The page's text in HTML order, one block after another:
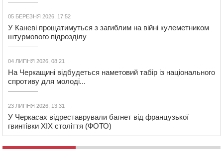
05 БЕРЕЗНЯ 2026, 17:52
У Каневі прощатимуться з загиблим на війні кулеметником
штурмового підрозділу
04 ЛИПНЯ 2026, 08:21
На Черкащині відбудеться наметовий табір із національного
спротиву для молоді...
23 ЛИПНЯ 2026, 13:31
У Черкасах відреставрували багнет від французької
гвинтівки ХІХ століття (ФОТО)